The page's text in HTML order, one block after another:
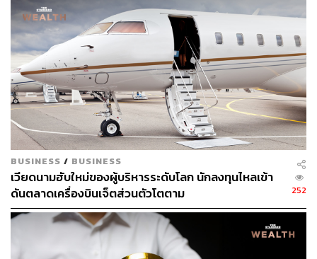
หุ้นกู้ในจังหวะ ‘ดอกเบี้ยขาลง’ มุมมองจากตลาดโลก
ในช่วงที่ธนาคารกลางหลายประเทศ โดยเฉพาะสหรัฐฯ เริ่ม
ส่งสัญญาณ ‘ลดดอกเบี้ย’ เพื่อตอบรับเศรษฐกิจที่ชะลอตัว หุ้น
กู้จึงกลายเป็นสินทรัพย์ที่นักลงทุนทั่วโลกให้ความสนใจมาก
ขึ้น เพราะราคาหุ้นกู้มีแนวโน้มปรับขึ้นเมื่ออัตราดอกเบี้ยลด
ลง
บทวิเคราะห์จาก Bloomberg Global Bond Index ชี้ว่า ปี
2025 เป็นปีที่ผลตอบแทนจากพันธบัตรเอกชนทั่วโลกเริ่มฟื้น
ตัว หลังผ่านจุดต่ำสุดของวัฏจักรดอกเบี้ย และนักลงทุนระดับ
สถาบันจำนวนมากเริ่มกลับมาถือครองตราสารหนี้ระยะ
กลาง-ยาว เพื่อรับผลตอบแทนที่มั่นคง
BUSINESS / BUSINESS
เวียดนามฮับใหม่ของผู้บริหารระดับโลก นักลงทุนไหลเข้า
ดันตลาดเครื่องบินเจ็ตส่วนตัวโตตาม
252